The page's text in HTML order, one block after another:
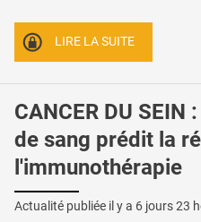
LIRE LA SUITE
CANCER DU
de sang prédit la
l'immunothérapie
Actualité publiée il y a 6 jours 23